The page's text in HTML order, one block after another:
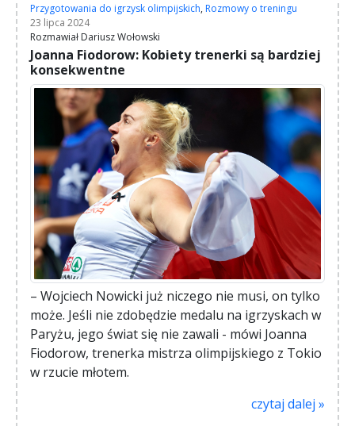
Przygotowania do igrzysk olimpijskich, Rozmowy o treningu
23 lipca 2024
Rozmawiał Dariusz Wołowski
Joanna Fiodorow: Kobiety trenerki są bardziej
konsekwentne
– Wojciech Nowicki już niczego nie musi, on tylko
może. Jeśli nie zdobędzie medalu na igrzyskach w
Paryżu, jego świat się nie zawali - mówi Joanna
Fiodorow, trenerka mistrza olimpijskiego z Tokio
w rzucie młotem.
czytaj dalej »